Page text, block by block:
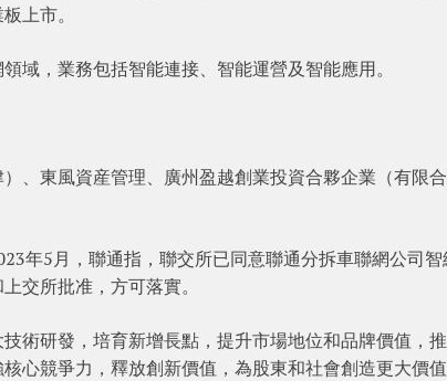
上市。
域，業務包括智能連接、智能運營及智能應用。
、東風資産管理、廣州盈越創業投資合夥企業（有限合
年5月，聯通指，聯交所已同意聯通分拆車聯網公司
交所批准，方可落實。
術研發，培育新增長點，提升市場地位和品牌價值，
心競爭力，釋放創新價值，為股東和社會創造更大價